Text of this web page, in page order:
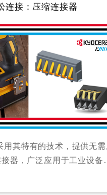
连接：压缩连接器
用其特有的技术，提供无需
器，广泛应用于工业设